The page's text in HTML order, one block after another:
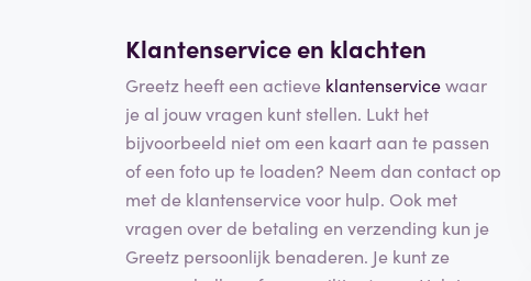
Klantenservice en klachten
Greetz heeft een actieve klantenservicewaar
je al jouw vragen kunt stellen. Lukt het
bijvoorbeeld niet om een kaart aan te passen
of een foto up te loaden? Neem dan contact op
met de klantenservice voor hulp. Ook met
vragen over de betaling en verzending kun je
Greetz persoonlijk benaderen. Je kunt ze